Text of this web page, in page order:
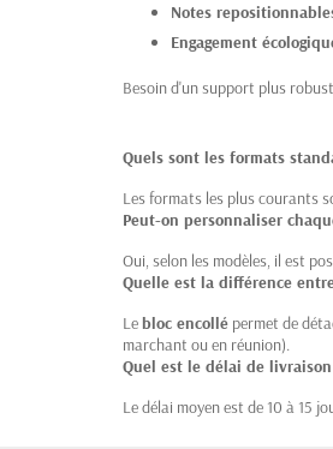
Notes
Engagement
Besoin d'un support plus
Quels sont les formats
Les formats les plus courants
Peut-on personnaliser
Oui, selon les modèles, il est
Quelle est la différence
Lebloc encollé permet de
marchant ou en réunion).
Quel est le délai de
Le délai moyen est de 10 à 15